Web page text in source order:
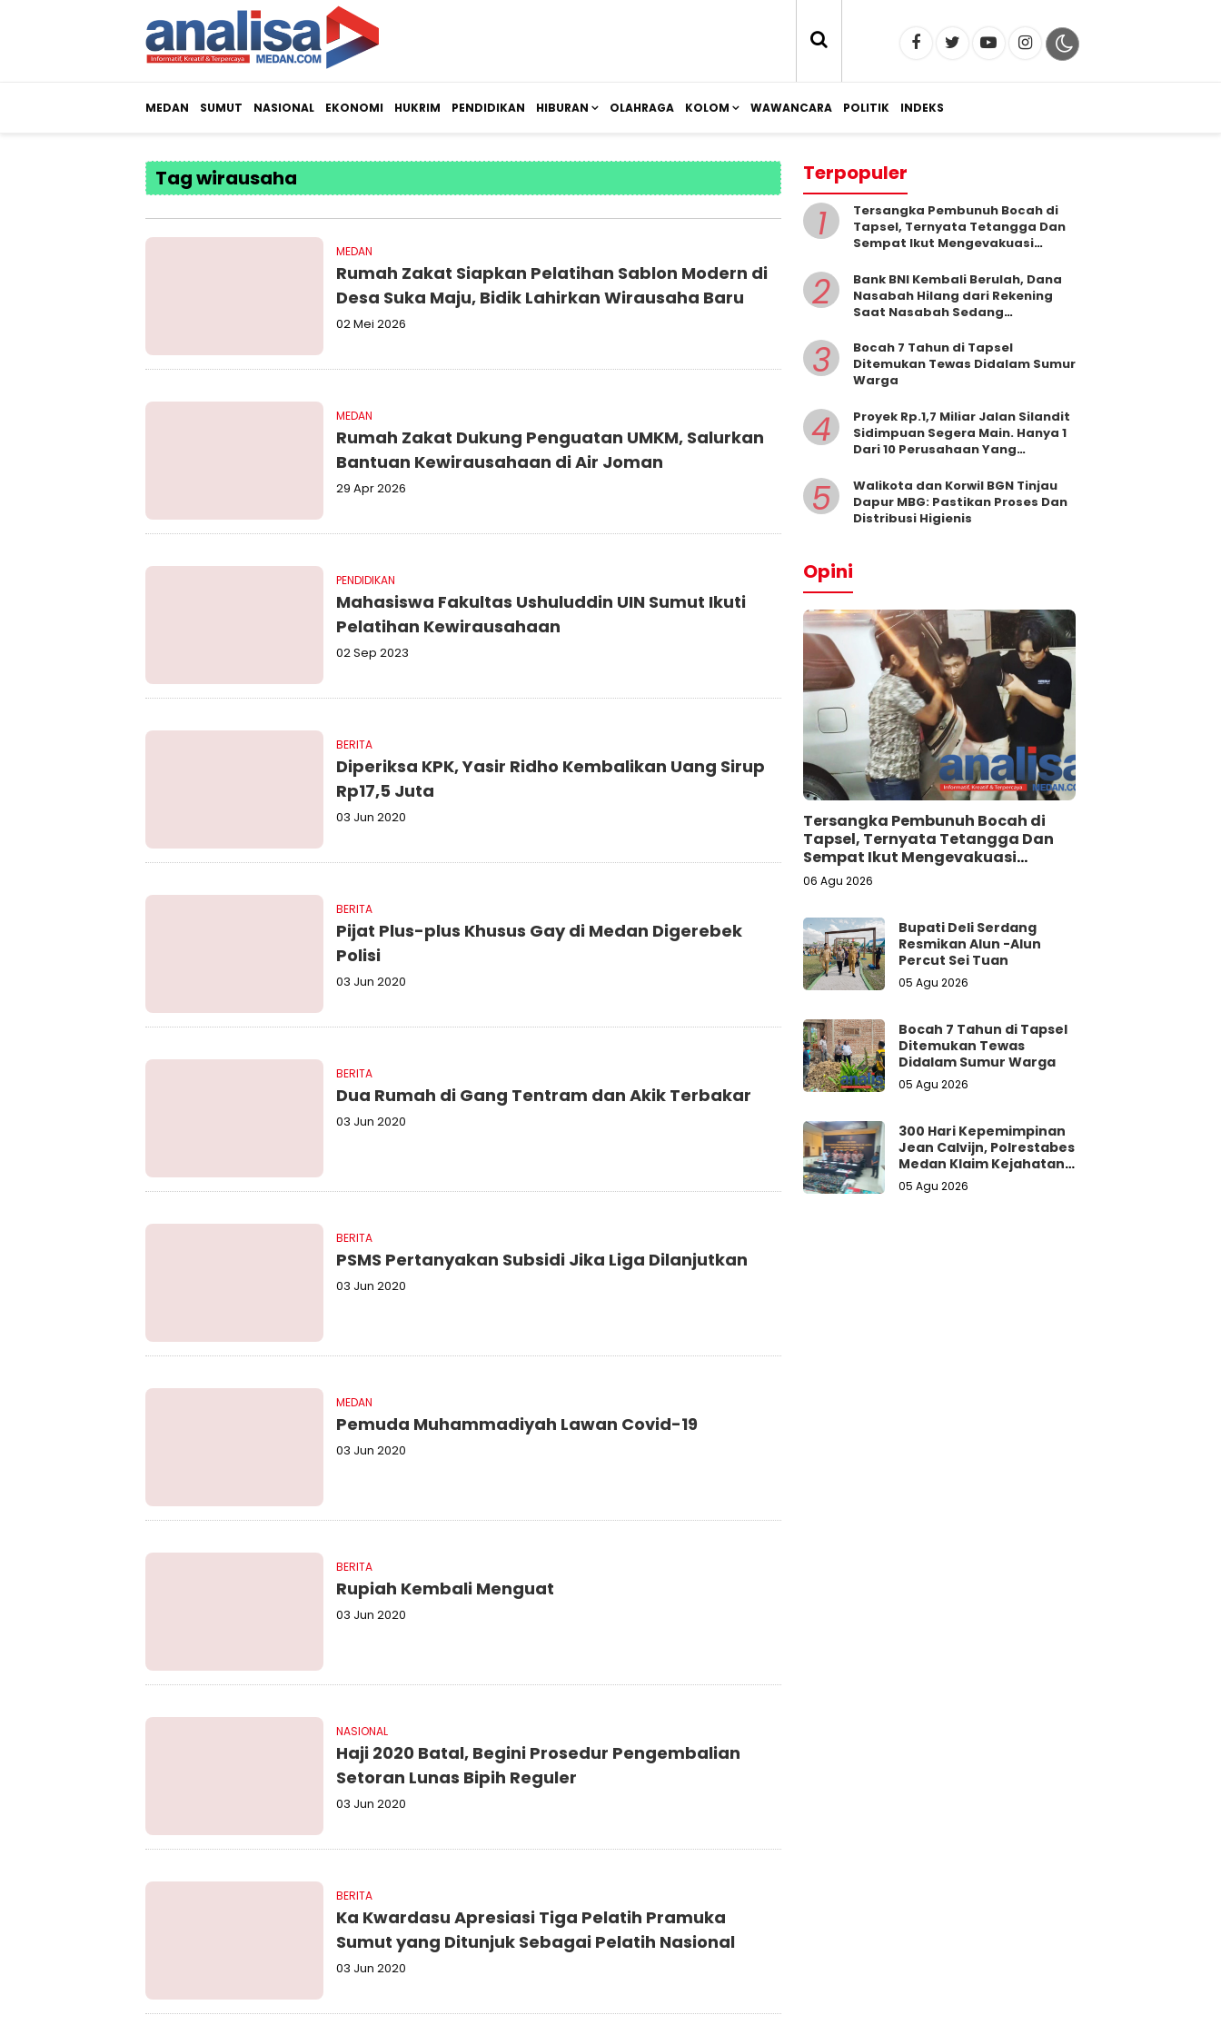
MEDAN SUMUT NASIONAL EKONOMI HUKRIM PENDIDIKAN HIBURAN OLAHRAGA KOLOM WAWANCARA POLITIK INDEKS
Tag wirausaha
MEDAN
Rumah Zakat Siapkan Pelatihan Sablon Modern di
Desa Suka Maju, Bidik Lahirkan Wirausaha Baru
02 Mei 2026
MEDAN
Rumah Zakat Dukung Penguatan UMKM, Salurkan
Bantuan Kewirausahaan di Air Joman
29 Apr 2026
PENDIDIKAN
Mahasiswa Fakultas Ushuluddin UIN Sumut Ikuti
Pelatihan Kewirausahaan
02 Sep 2023
BERITA
Diperiksa KPK, Yasir Ridho Kembalikan Uang Sirup
Rp17,5 Juta
03 Jun 2020
BERITA
Pijat Plus-plus Khusus Gay di Medan Digerebek
Polisi
03 Jun 2020
BERITA
Dua Rumah di Gang Tentram dan Akik Terbakar
03 Jun 2020
BERITA
PSMS Pertanyakan Subsidi Jika Liga Dilanjutkan
03 Jun 2020
MEDAN
Pemuda Muhammadiyah Lawan Covid-19
03 Jun 2020
BERITA
Rupiah Kembali Menguat
03 Jun 2020
NASIONAL
Haji 2020 Batal, Begini Prosedur Pengembalian
Setoran Lunas Bipih Reguler
03 Jun 2020
BERITA
Ka Kwardasu Apresiasi Tiga Pelatih Pramuka
Sumut yang Ditunjuk Sebagai Pelatih Nasional
03 Jun 2020
Terpopuler
1
Tersangka Pembunuh Bocah di
Tapsel, Ternyata Tetangga Dan
Sempat Ikut Mengevakuasi
2
Bank BNI Kembali Berulah, Dana
Nasabah Hilang dari Rekening
Saat Nasabah Sedang
3
Bocah 7 Tahun di Tapsel
Ditemukan Tewas Didalam Sumur
Warga
4
Proyek Rp.1,7 Miliar Jalan Silandit
Sidimpuan Segera Main. Hanya 1
Dari 10 Perusahaan Yang
5
Walikota dan Korwil BGN Tinjau
Dapur MBG: Pastikan Proses Dan
Distribusi Higienis
Opini
Tersangka Pembunuh Bocah di
Tapsel, Ternyata Tetangga Dan
Sempat Ikut Mengevakuasi
Korban Dari Dalam Sumur
06 Agu 2026
Bupati Deli Serdang
Resmikan Alun -Alun
Percut Sei Tuan
05 Agu 2026
Bocah 7 Tahun di Tapsel
Ditemukan Tewas
Didalam Sumur Warga
05 Agu 2026
300 Hari Kepemimpinan
Jean Calvijn, Polrestabes
Medan Klaim Kejahatan
Jalanan Turun 15 Persen
05 Agu 2026